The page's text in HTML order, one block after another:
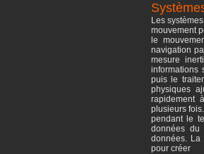
Les
mouvement
le
navigation
mesure
informations
puis le
physiques
rapidement
plusieurs
pendant le
données du
données. La
pour créer